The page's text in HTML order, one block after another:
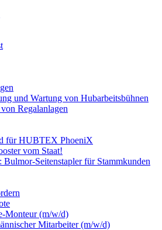
und Wartung von Hubarbeitsbühnen
Regalanlagen
für HUBTEX PhoeniX
vom Staat!
Bulmor-Seitenstapler für Stammkunden
Monteur (m/w/d)
Mitarbeiter (m/w/d)